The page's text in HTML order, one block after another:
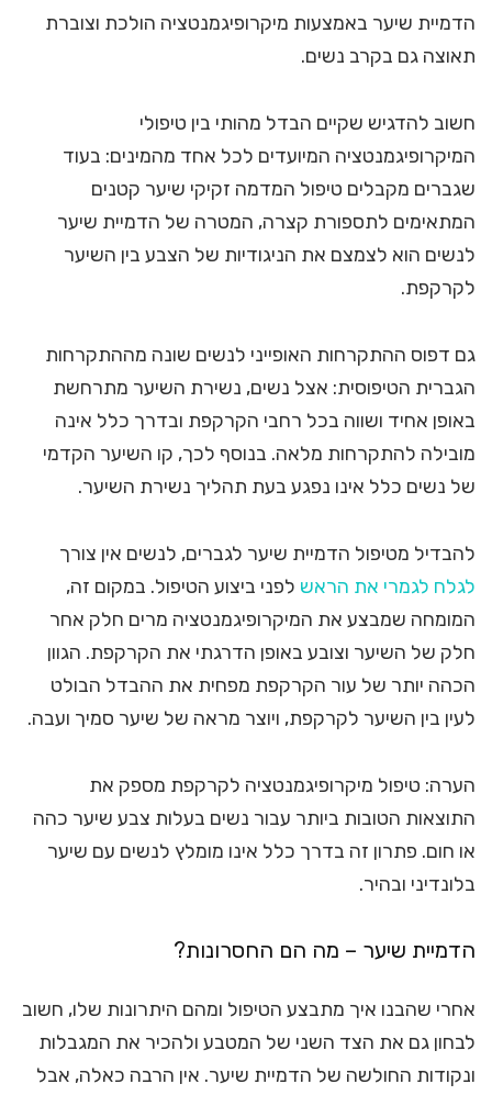
הדמיית שיער באמצעות מיקרופיגמנטציה הולכת וצוברת
תאוצה גם בקרב נשים.
חשוב להדגיש שקיים הבדל מהותי בין טיפולי
המיקרופיגמנטציה המיועדים לכל אחד מהמינים: בעוד
שגברים מקבלים טיפול המדמה זקיקי שיער קטנים
המתאימים לתספורת קצרה, המטרה של הדמיית שיער
לנשים הוא לצמצם את הניגודיות של הצבע בין השיער
לקרקפת.
גם דפוס ההתקרחות האופייני לנשים שונה מההתקרחות
הגברית הטיפוסית: אצל נשים, נשירת השיער מתרחשת
באופן אחיד ושווה בכל רחבי הקרקפת ובדרך כלל אינה
מובילה להתקרחות מלאה. בנוסף לכך, קו השיער הקדמי
של נשים כלל אינו נפגע בעת תהליך נשירת השיער.
להבדיל מטיפול הדמיית שיער לגברים, לנשים אין צורך
לגלח לגמרי את הראש לפני ביצוע הטיפול. במקום זה,
המומחה שמבצע את המיקרופיגמנטציה מרים חלק אחר
חלק של השיער וצובע באופן הדרגתי את הקרקפת. הגוון
הכהה יותר של עור הקרקפת מפחית את ההבדל הבולט
לעין בין השיער לקרקפת, ויוצר מראה של שיער סמיך ועבה.
הערה: טיפול מיקרופיגמנטציה לקרקפת מספק את
התוצאות הטובות ביותר עבור נשים בעלות צבע שיער כהה
או חום. פתרון זה בדרך כלל אינו מומלץ לנשים עם שיער
בלונדיני ובהיר.
הדמיית שיער – מה הם החסרונות?
אחרי שהבנו איך מתבצע הטיפול ומהם היתרונות שלו, חשוב
לבחון גם את הצד השני של המטבע ולהכיר את המגבלות
ונקודות החולשה של הדמיית שיער. אין הרבה כאלה, אבל